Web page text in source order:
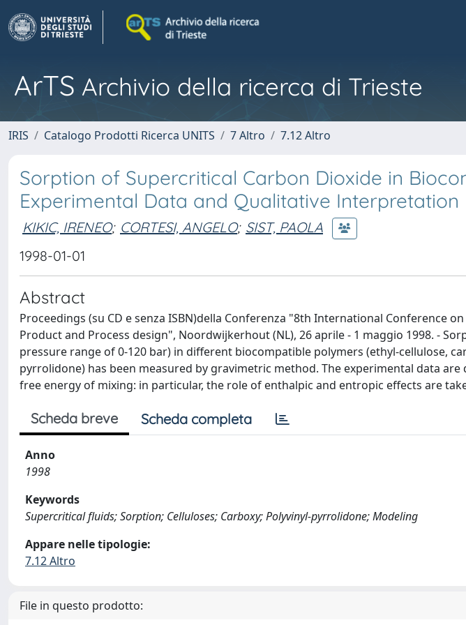
ArTS Archivio della ricerca di Trieste
IRIS Catalogo Prodotti Ricerca UNITS 7 Altro 7.12 Altro
Sorption of Supercritical Carbon Dioxide in
Experimental Data and Qualitative Interpretation
KIKIC, IRENEO; CORTESI, ANGELO; SIST, PAOLA
1998-01-01
Abstract
Proceedings (su CD e senza ISBN)della Conferenza "8th International Conference
Product and Process design", Noordwijkerhout (NL), 26 aprile - 1 maggio 1998. -
pressure range of 0-120 bar) in different biocompatible polymers (ethyl-cellulose,
pyrrolidone) has been measured by gravimetric method. The experimental data
free energy of mixing: in particular, the role of enthalpic and entropic effects are
Scheda breve Scheda completa
Anno
1998
Keywords
Supercritical fluids; Sorption; Celluloses; Carboxy; Polyvinyl-pyrrolidone; Modeling
Appare nelle tipologie:
7.12 Altro
File in questo prodotto: